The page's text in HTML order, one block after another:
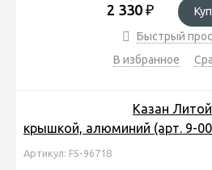
2 330 ₽
Быстрый
В избранное
Казан
крышкой, алюминий (арт. 9-
Артикул: FS-96718